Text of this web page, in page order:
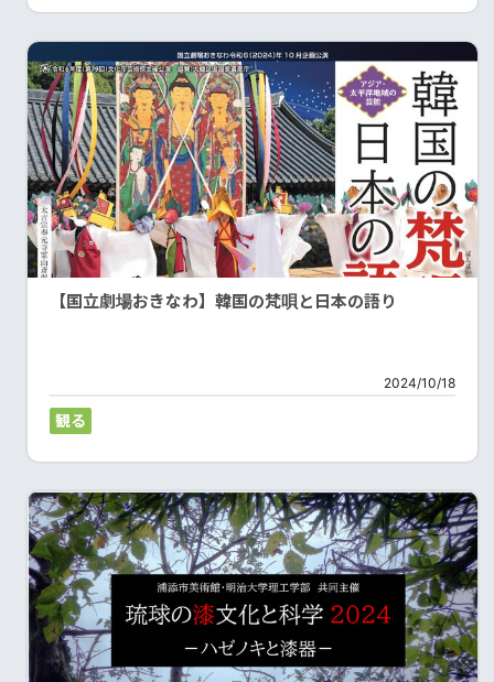
【国立劇場おきなわ】韓国の梵唄と日本の語り
2024/10/18
観る